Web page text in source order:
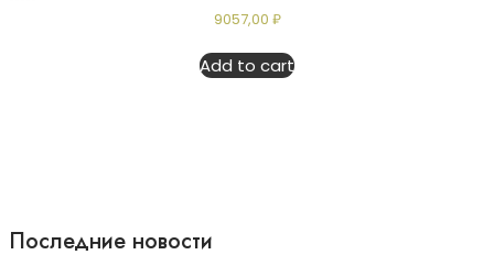
9057,00 ₽
Add to cart
Последние новости